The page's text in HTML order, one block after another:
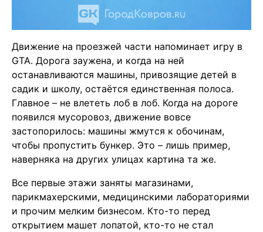
Движение на проезжей части напоминает игру в
GTA. Дорога заужена, и когда на ней
останавливаются машины, привозящие детей в
садик и школу, остаётся единственная полоса.
Главное – не влететь лоб в лоб. Когда на дороге
появился мусоровоз, движение вовсе
застопорилось: машины жмутся к обочинам,
чтобы пропустить бункер. Это – лишь пример,
наверняка на других улицах картина та же.
Все первые этажи заняты магазинами,
парикмахерскими, медицинскими лабораториями
и прочим мелким бизнесом. Кто-то перед
открытием машет лопатой, кто-то не стал